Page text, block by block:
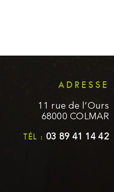
ADRESSE
11 rue de l’Ours
68000 COLMAR
TÉL : 03 89 41 14 42